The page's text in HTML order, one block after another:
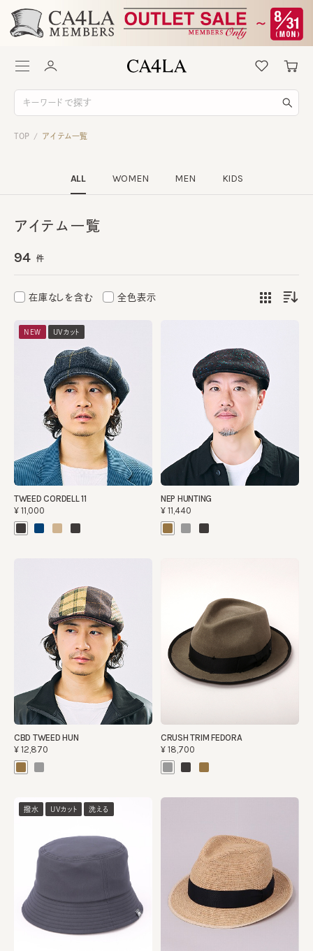
TOP / アイテム一覧
ALL WOMEN MEN KIDS
アイテム一覧
94 件
在庫なしを含む 全色表示
NEW UVカット
TWEED CORDELL 11
¥11,000
NEP HUNTING
¥11,440
CBD TWEED HUN
¥12,870
CRUSH TRIM FEDORA
¥18,700
撥水 UVカット 洗える